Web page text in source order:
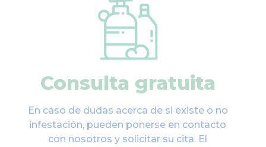
Consulta gratuita
En caso de dudas acerca de si existe o no
infestación, pueden ponerse en contacto
con nosotros y solicitar su cita. El